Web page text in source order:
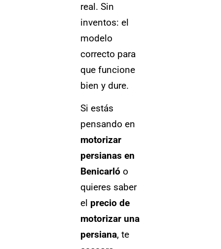
real. Sin
inventos: el
modelo
correcto para
que funcione
bien y dure.
Si estás
pensando en
motorizar
persianas en
Benicarló o
quieres saber
el precio de
motorizar una
persiana, te